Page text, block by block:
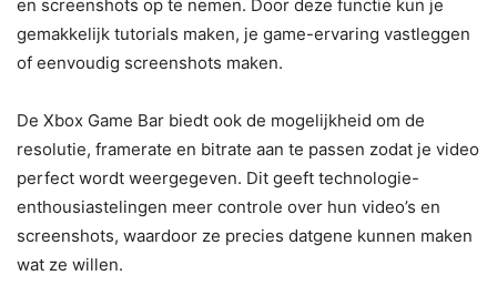
en screenshots op te nemen. Door deze functie kun je
gemakkelijk tutorials maken, je game-ervaring vastleggen
of eenvoudig screenshots maken.
De Xbox Game Bar biedt ook de mogelijkheid om de
resolutie, framerate en bitrate aan te passen zodat je video
perfect wordt weergegeven. Dit geeft technologie-
enthousiastelingen meer controle over hun video’s en
screenshots, waardoor ze precies datgene kunnen maken
wat ze willen.